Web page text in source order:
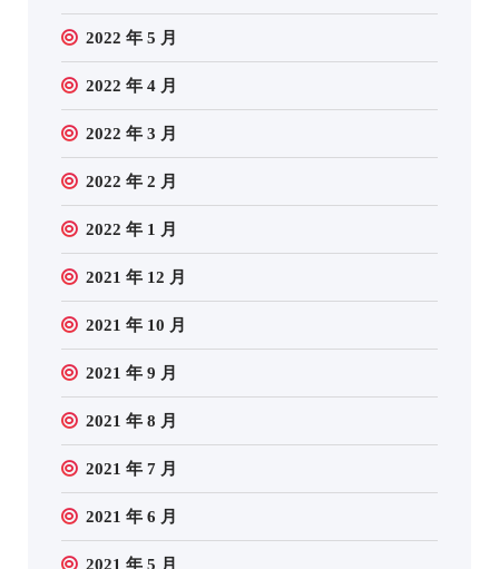
2022 年 5 月
2022 年 4 月
2022 年 3 月
2022 年 2 月
2022 年 1 月
2021 年 12 月
2021 年 10 月
2021 年 9 月
2021 年 8 月
2021 年 7 月
2021 年 6 月
2021 年 5 月